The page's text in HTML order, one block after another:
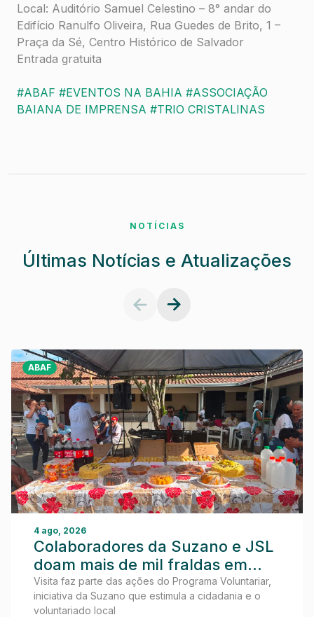
Local: Auditório Samuel Celestino – 8° andar do
Edifício Ranulfo Oliveira, Rua Guedes de Brito, 1 –
Praça da Sé, Centro Histórico de Salvador
Entrada gratuita
#ABAF #EVENTOS NA BAHIA #ASSOCIAÇÃO
BAIANA DE IMPRENSA #TRIO CRISTALINAS
NOTÍCIAS
Últimas Notícias e Atualizações
ABAF
4 ago, 2026
Colaboradores da Suzano e JSL
doam mais de mil fraldas em
visita ao Lar dos Idosos de
Teixeira de Freitas
Visita faz parte das ações do Programa Voluntariar,
iniciativa da Suzano que estimula a cidadania e o
voluntariado local